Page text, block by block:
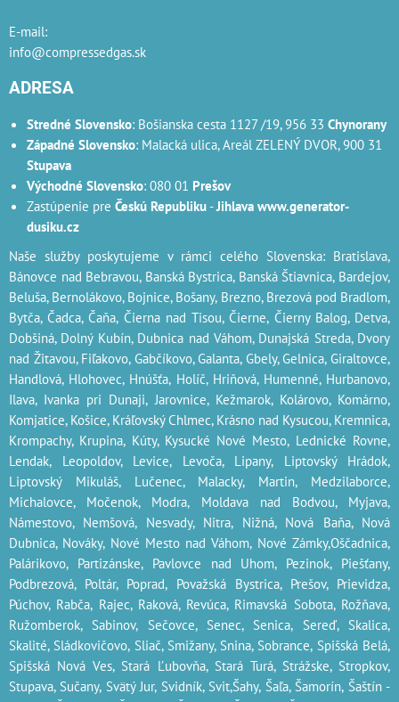
E-mail:
info@compressedgas.sk
ADRESA
Stredné Slovensko: Bošianska cesta 1127 /19, 956 33 Chynorany
Západné Slovensko: Malacká ulica, Areál ZELENÝ DVOR, 900 31
Stupava
Východné Slovensko: 080 01 Prešov
Zastúpenie pre Českú Republiku -Jihlava www.generator-
dusiku.cz
Naše služby poskytujeme v rámci celého Slovenska: Bratislava,
Bánovce nad Bebravou, Banská Bystrica, Banská Štiavnica, Bardejov,
Beluša, Bernolákovo, Bojnice, Bošany, Brezno, Brezová pod Bradlom,
Bytča, Čadca, Čaňa, Čierna nad Tisou, Čierne, Čierny Balog, Detva,
Dobšiná, Dolný Kubín, Dubnica nad Váhom, Dunajská Streda, Dvory
nad Žitavou, Fiľakovo, Gabčíkovo, Galanta, Gbely, Gelnica, Giraltovce,
Handlová, Hlohovec, Hnúšťa, Holíč, Hriňová, Humenné, Hurbanovo,
Ilava, Ivanka pri Dunaji, Jarovnice, Kežmarok, Kolárovo, Komárno,
Komjatice, Košice, Kráľovský Chlmec, Krásno nad Kysucou, Kremnica,
Krompachy, Krupina, Kúty, Kysucké Nové Mesto, Lednické Rovne,
Lendak, Leopoldov, Levice, Levoča, Lipany, Liptovský Hrádok,
Liptovský Mikuláš, Lučenec, Malacky, Martin, Medzilaborce,
Michalovce, Močenok, Modra, Moldava nad Bodvou, Myjava,
Námestovo, Nemšová, Nesvady, Nitra, Nižná, Nová Baňa, Nová
Dubnica, Nováky, Nové Mesto nad Váhom, Nové Zámky,Oščadnica,
Palárikovo, Partizánske, Pavlovce nad Uhom, Pezinok, Piešťany,
Podbrezová, Poltár, Poprad, Považská Bystrica, Prešov, Prievidza,
Púchov, Rabča, Rajec, Raková, Revúca, Rimavská Sobota, Rožňava,
Ružomberok, Sabinov, Sečovce, Senec, Senica, Sereď, Skalica,
Skalité, Sládkovičovo, Sliač, Smižany, Snina, Sobrance, Spišská Belá,
Spišská Nová Ves, Stará Ľubovňa, Stará Turá, Strážske, Stropkov,
Stupava, Sučany, Svätý Jur, Svidník, Svit,Šahy, Šaľa, Šamorín, Šaštín -